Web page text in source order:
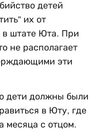
детей
их от
в штате Юта. При
не располагает
эти
дети должны были
в Юту, где
месяца с отцом.